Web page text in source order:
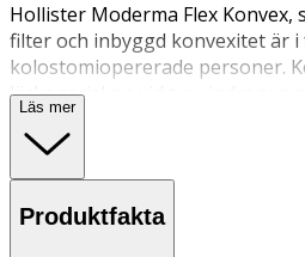
Hollister Moderma Flex Konvex,
filter och inbyggd konvexitet är
kolostomiopererade personer.
läckagerisken vid t.ex. indragen
hudplanet. Påsen har
fördjupningar. Dessa avses
kommer i kontakt med plattan.
Läs mer
Produktfakta